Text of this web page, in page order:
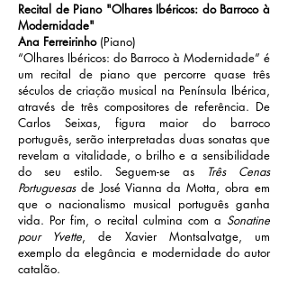
Recital de Piano "Olhares Ibéricos: do Barroco à
Modernidade"
Ana Ferreirinho(Piano)
“Olhares Ibéricos: do Barroco à Modernidade” é
um recital de piano que percorre quase três
séculos de criação musical na Península Ibérica,
através de três compositores de referência. De
Carlos Seixas, figura maior do barroco
português, serão interpretadas duas sonatas que
revelam a vitalidade, o brilho e a sensibilidade
do seu estilo. Seguem-se as
Três Cenas
Portuguesasde José Vianna da Motta, obra em
que o nacionalismo musical português ganha
vida. Por fim, o recital culmina com a Sonatine
pour Yvette, de Xavier Montsalvatge, um
exemplo da elegância e modernidade do autor
catalão.